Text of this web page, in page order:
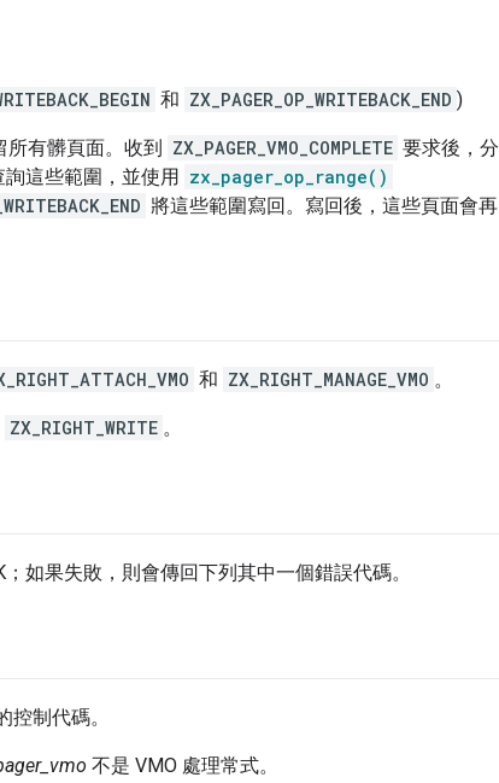
和 ZX_PAGER_OP_WRITEBACK_END )
所有髒頁面。收到 ZX_PAGER_VMO_COMPLETE 要求後，分
詢這些範圍，並使用 zx_pager_op_range()
將這些範圍寫回。寫回後，這些頁面會再
和 ZX_RIGHT_MANAGE_VMO 。
ZX_RIGHT_WRITE 。
如果失敗，則會傳回下列其中一個錯誤代碼。
控制代碼。
不是 VMO 處理常式。